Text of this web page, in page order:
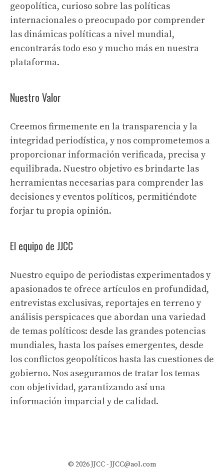
geopolítica, curioso sobre las políticas
internacionales o preocupado por comprender
las dinámicas políticas a nivel mundial,
encontrarás todo eso y mucho más en nuestra
plataforma.
Nuestro Valor
Creemos firmemente en la transparencia y la
integridad periodística, y nos comprometemos a
proporcionar información verificada, precisa y
equilibrada. Nuestro objetivo es brindarte las
herramientas necesarias para comprender las
decisiones y eventos políticos, permitiéndote
forjar tu propia opinión.
El equipo de JJCC
Nuestro equipo de periodistas experimentados y
apasionados te ofrece artículos en profundidad,
entrevistas exclusivas, reportajes en terreno y
análisis perspicaces que abordan una variedad
de temas políticos: desde las grandes potencias
mundiales, hasta los países emergentes, desde
los conflictos geopolíticos hasta las cuestiones de
gobierno. Nos aseguramos de tratar los temas
con objetividad, garantizando así una
información imparcial y de calidad.
© 2026 JJCC -JJCC@aol.com